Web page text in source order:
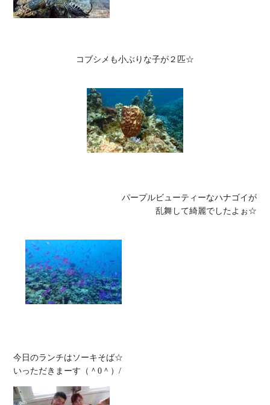
コブシメも小ぶりな子が２匹☆
パープルビューティーなハナゴイが
乱舞して綺麗でしたよぉ☆
今日のランチはソーキそば☆